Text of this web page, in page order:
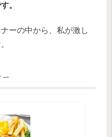
。
ーの中から、私が激し